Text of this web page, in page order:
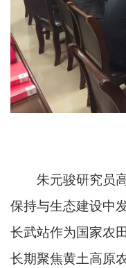
朱元骏研究员
保持与生态建设中
长武站作为国家农
长期聚焦黄土高原